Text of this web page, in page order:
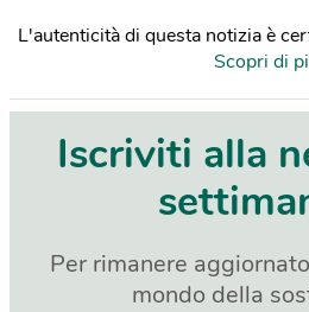
L'autenticità di questa notizia è
Scopri di
Iscriviti alla
Per rimanere
mondo della